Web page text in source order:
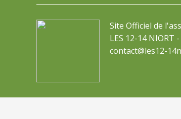
Site Officiel de
LES 12-14 NIORT
contact@les12-